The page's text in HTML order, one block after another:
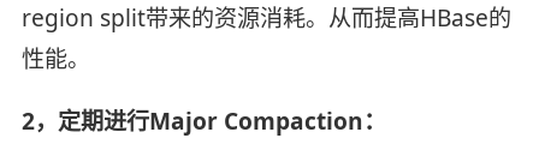
region split带来的资源消耗。从而提高HBase的
性能。
2，定期进行Major Compaction：